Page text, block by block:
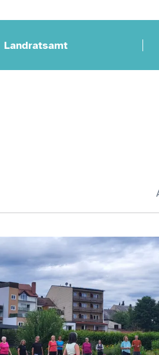
Landratsamt